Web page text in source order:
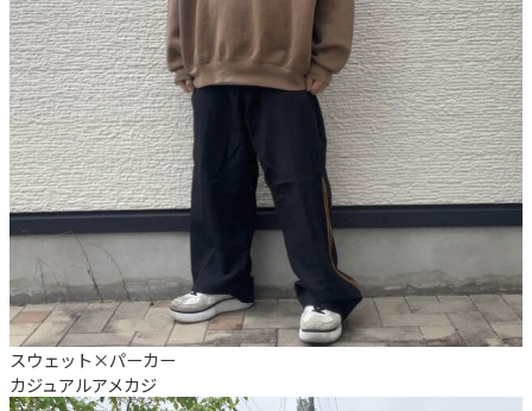
スウェット×パーカー
カジュアルアメカジ